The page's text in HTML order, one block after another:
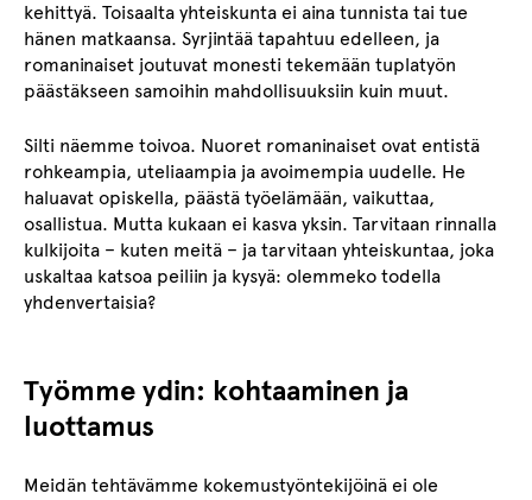
kehittyä. Toisaalta yhteiskunta ei aina tunnista tai tue
hänen matkaansa. Syrjintää tapahtuu edelleen, ja
romaninaiset joutuvat monesti tekemään tuplatyön
päästäkseen samoihin mahdollisuuksiin kuin muut.
Silti näemme toivoa. Nuoret romaninaiset ovat entistä
rohkeampia, uteliaampia ja avoimempia uudelle. He
haluavat opiskella, päästä työelämään, vaikuttaa,
osallistua. Mutta kukaan ei kasva yksin. Tarvitaan rinnalla
kulkijoita – kuten meitä – ja tarvitaan yhteiskuntaa, joka
uskaltaa katsoa peiliin ja kysyä: olemmeko todella
yhdenvertaisia?
Työmme ydin: kohtaaminen ja
luottamus
Meidän tehtävämme kokemustyöntekijöinä ei ole